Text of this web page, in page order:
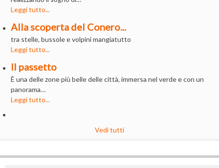
Leggi tutto...
Alla scoperta del Conero...
tra stelle, bussole e volpini mangiatutto
Leggi tutto...
Il passetto
È una delle zone più belle delle città, immersa nel verde e con un
panorama…
Leggi tutto...
Vedi tutti